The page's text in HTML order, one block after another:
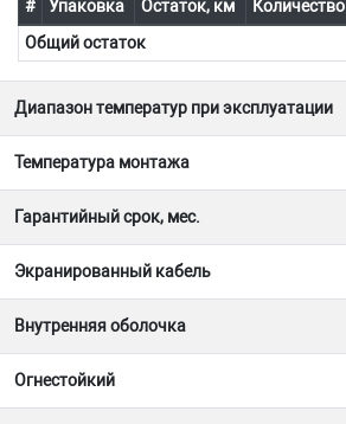
# Упаковка Остаток, км Количество
Общий остаток
Диапазон температур при эксплуатации
Температура монтажа
Гарантийный срок, мес.
Экранированный кабель
Внутренняя оболочка
Огнестойкий